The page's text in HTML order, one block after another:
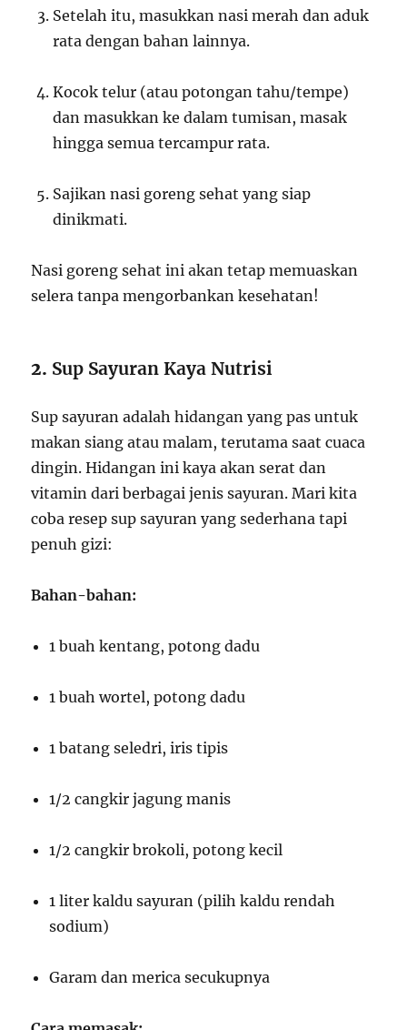
Setelah itu, masukkan nasi merah dan aduk
rata dengan bahan lainnya.
Kocok telur (atau potongan tahu/tempe)
dan masukkan ke dalam tumisan, masak
hingga semua tercampur rata.
Sajikan nasi goreng sehat yang siap
dinikmati.
Nasi goreng sehat ini akan tetap memuaskan
selera tanpa mengorbankan kesehatan!
2. Sup Sayuran Kaya Nutrisi
Sup sayuran adalah hidangan yang pas untuk
makan siang atau malam, terutama saat cuaca
dingin. Hidangan ini kaya akan serat dan
vitamin dari berbagai jenis sayuran. Mari kita
coba resep sup sayuran yang sederhana tapi
penuh gizi:
Bahan-bahan:
1 buah kentang, potong dadu
1 buah wortel, potong dadu
1 batang seledri, iris tipis
1/2 cangkir jagung manis
1/2 cangkir brokoli, potong kecil
1 liter kaldu sayuran (pilih kaldu rendah
sodium)
Garam dan merica secukupnya